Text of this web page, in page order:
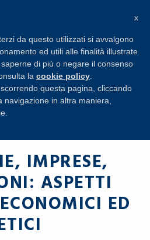
IMPRESE,
ASPETTI
ED
x
da questo utilizzati si avvalgono
ed utili alle finalità illustrate
di più o negare il consenso
la cookie policy
questa pagina, cliccando
in altra maniera,